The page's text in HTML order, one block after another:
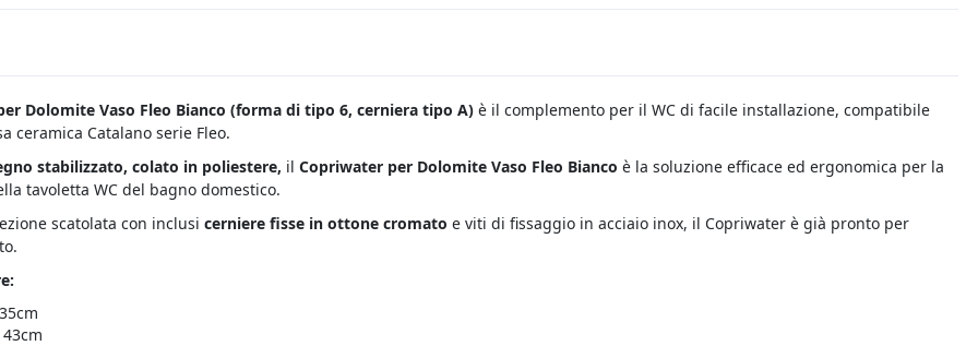
Dolomite Vaso Fleo Bianco (forma di tipo 6, cerniera tipo A) è il complemento per il WC di facile installazione, compatibile
ceramica Catalano serie Fleo.
stabilizzato, colato in poliestere, il Copriwater per Dolomite Vaso Fleo Bianco è la soluzione efficace ed ergonomica per la
tavoletta WC del bagno domestico.
scatolata con inclusi cerniere fisse in ottone cromato e viti di fissaggio in acciaio inox, il Copriwater è già pronto per